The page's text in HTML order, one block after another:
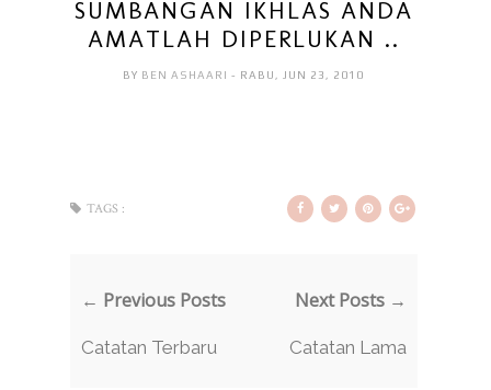
SUMBANGAN IKHLAS ANDA
AMATLAH DIPERLUKAN ..
BY BEN ASHAARI- RABU, JUN 23, 2010
TAGS :
← Previous Posts
Catatan Terbaru
Next Posts →
Catatan Lama